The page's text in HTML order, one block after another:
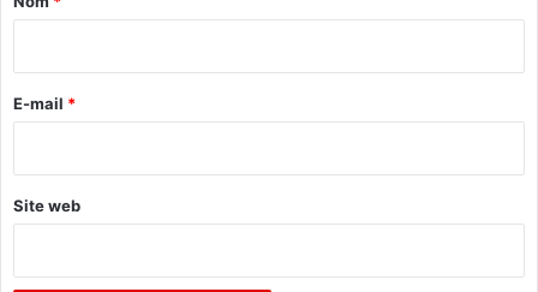
e
E-mail *
Site web